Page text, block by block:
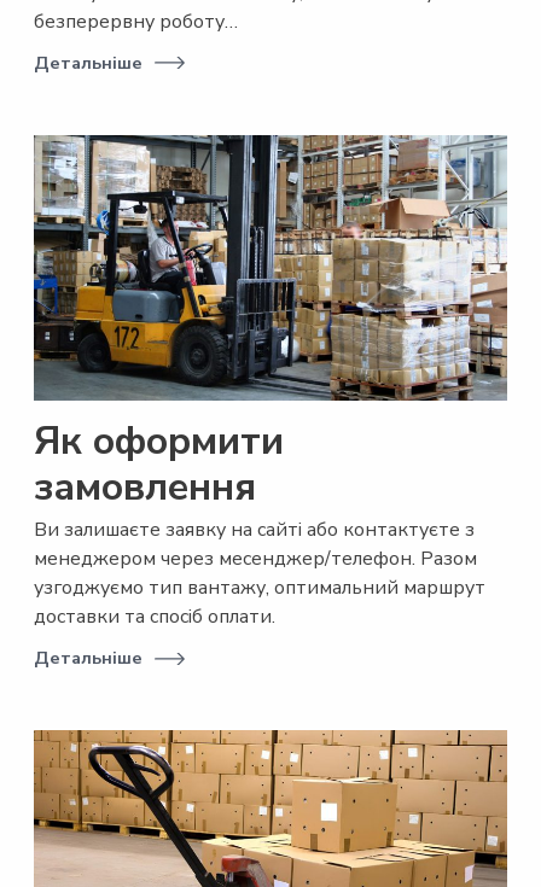
безперервну роботу…
Детальніше
Як оформити
замовлення
Ви залишаєте заявку на сайті або контактуєте з
менеджером через месенджер/телефон. Разом
узгоджуємо тип вантажу, оптимальний маршрут
доставки та спосіб оплати.
Детальніше